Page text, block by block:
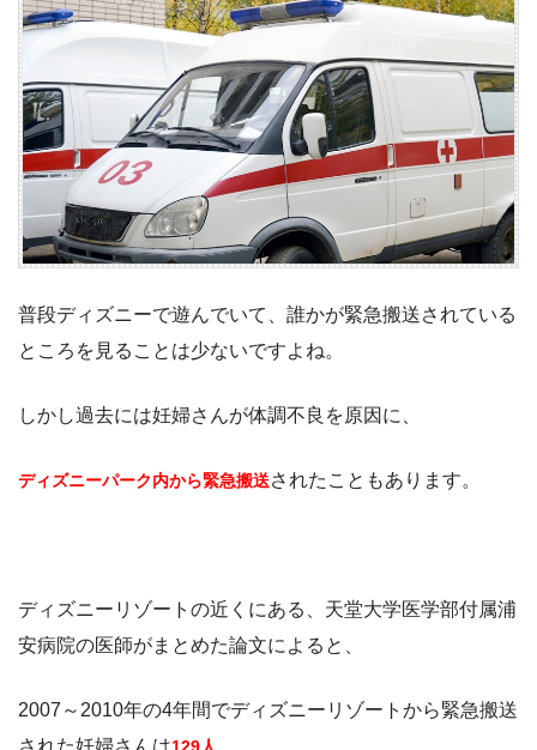
普段ディズニーで遊んでいて、誰かが緊急搬送されている
ところを見ることは少ないですよね。
しかし過去には妊婦さんが体調不良を原因に、
ディズニーパーク内から緊急搬送されたこともあります。
ディズニーリゾートの近くにある、天堂大学医学部付属浦
安病院の医師がまとめた論文によると、
2007～2010年の4年間でディズニーリゾートから緊急搬送
された妊婦さんは
。